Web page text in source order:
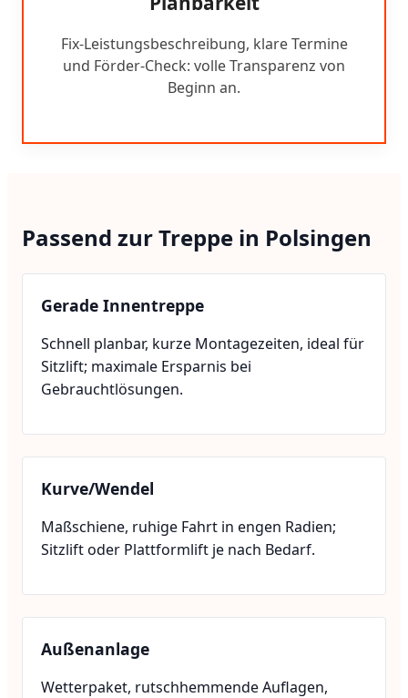
Fix-Leistungsbeschreibung, klare Termine
und Förder-Check: volle Transparenz von
Beginn an.
Passend zur Treppe in Polsingen
Gerade Innentreppe
Schnell planbar, kurze Montagezeiten, ideal für
Sitzlift; maximale Ersparnis bei
Gebrauchtlösungen.
Kurve/Wendel
Maßschiene, ruhige Fahrt in engen Radien;
Sitzlift oder Plattformlift je nach Bedarf.
Außenanlage
Wetterpaket, rutschhemmende Auflagen,